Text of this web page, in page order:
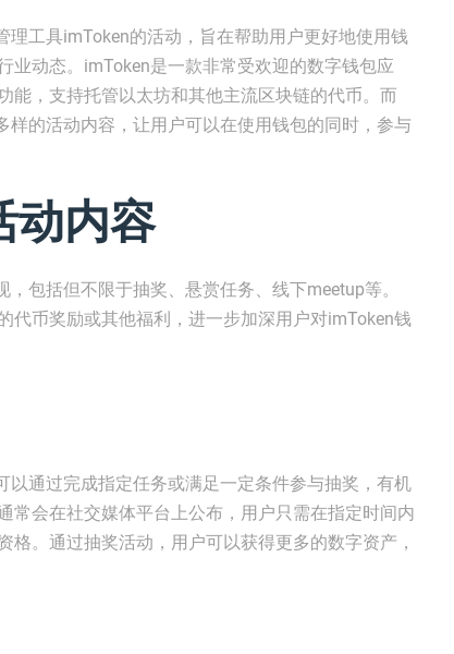
理工具imToken的活动，旨在帮助用户更好地使用钱
业动态。imToken是一款非常受欢迎的数字钱包应
能，支持托管以太坊和其他主流区块链的代币。而
样的活动内容，让用户可以在使用钱包的同时，参与
动内容
包括但不限于抽奖、悬赏任务、线下meetup等。
代币奖励或其他福利，进一步加深用户对imToken钱
以通过完成指定任务或满足一定条件参与抽奖，有机
常会在社交媒体平台上公布，用户只需在指定时间内
格。通过抽奖活动，用户可以获得更多的数字资产，